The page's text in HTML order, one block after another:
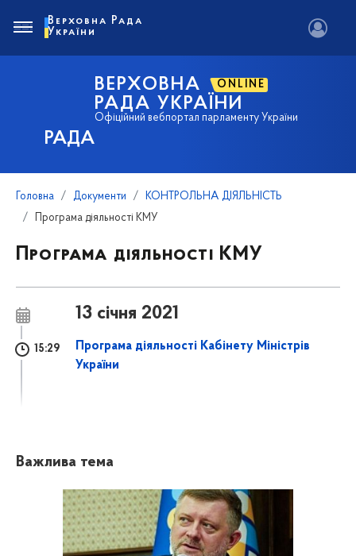
РАДА
ВЕРХОВНА ONLINE
РАДА УКРАЇНИ
Офіційний вебпортал парламенту України
Верховна Рада
України
Головна Документи
КОНТРОЛЬНА ДІЯЛЬНІСТЬ
Програма діяльності КМУ
Програма діяльності КМУ
13 січня 2021
15:29
Програма діяльності Кабінету Міністрів
України
Важлива тема